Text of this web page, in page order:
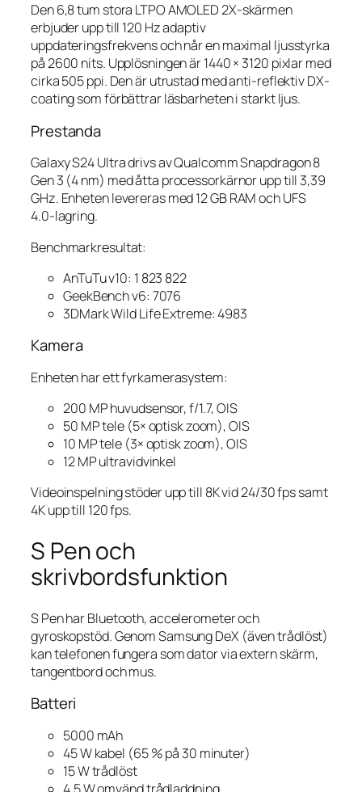
Den 6,8 tum stora LTPO AMOLED 2X-skärmen
erbjuder upp till 120 Hz adaptiv
uppdateringsfrekvens och når en maximal ljusstyrka
på 2600 nits. Upplösningen är 1440 × 3120 pixlar med
cirka 505 ppi. Den är utrustad med anti-reflektiv DX-
coating som förbättrar läsbarheten i starkt ljus.
Prestanda
Galaxy S24 Ultra drivs av Qualcomm Snapdragon 8
Gen 3 (4 nm) med åtta processorkärnor upp till 3,39
GHz. Enheten levereras med 12 GB RAM och UFS
4.0-lagring.
Benchmarkresultat:
AnTuTu v10: 1 823 822
GeekBench v6: 7076
3DMark Wild Life Extreme: 4983
Kamera
Enheten har ett fyrkamerasystem:
200 MP huvudsensor, f/1.7, OIS
50 MP tele (5× optisk zoom), OIS
10 MP tele (3× optisk zoom), OIS
12 MP ultravidvinkel
Videoinspelning stöder upp till 8K vid 24/30 fps samt
4K upp till 120 fps.
S Pen och
skrivbordsfunktion
S Pen har Bluetooth, accelerometer och
gyroskopstöd. Genom Samsung DeX (även trådlöst)
kan telefonen fungera som dator via extern skärm,
tangentbord och mus.
Batteri
5000 mAh
45 W kabel (65 % på 30 minuter)
15 W trådlöst
4,5 W omvänd trådladdning